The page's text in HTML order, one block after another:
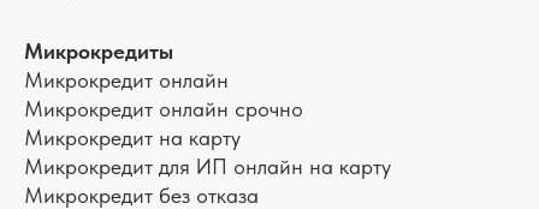
Микрокредиты
Микрокредит онлайн
Микрокредит онлайн срочно
Микрокредит на карту
Микрокредит для ИП онлайн на карту
Микрокредит без отказа